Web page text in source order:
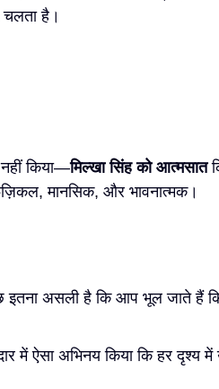
है।
किया—मिल्खा सिंह को आत्मसात
मानसिक, और भावनात्मक।
असली है कि आप भूल जाते हैं कि
में ऐसा अभिनय किया कि हर दृश्य